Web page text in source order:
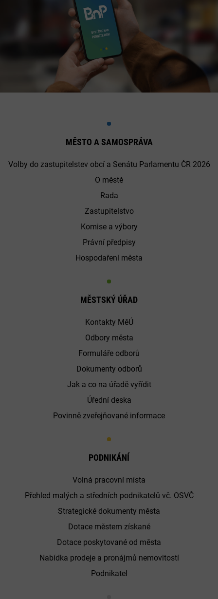
MĚSTO A SAMOSPRÁVA
Volby do zastupitelstev obcí a Senátu Parlamentu ČR 2026
O městě
Rada
Zastupitelstvo
Komise a výbory
Právní předpisy
Hospodaření města
MĚSTSKÝ ÚŘAD
Kontakty MěÚ
Odbory města
Formuláře odborů
Dokumenty odborů
Jak a co na úřadě vyřídit
Úřední deska
Povinně zveřejňované informace
PODNIKÁNÍ
Volná pracovní místa
Přehled malých a středních podnikatelů vč. OSVČ
Strategické dokumenty města
Dotace městem získané
Dotace poskytované od města
Nabídka prodeje a pronájmů nemovitostí
Podnikatel